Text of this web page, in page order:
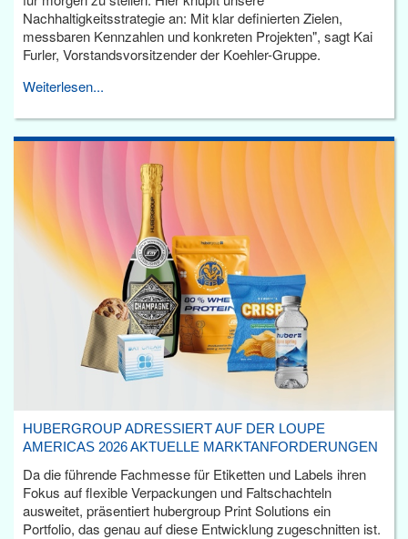
Nachhaltigkeitsstrategie an: Mit klar definierten Zielen,
messbaren Kennzahlen und konkreten Projekten", sagt Kai
Furler, Vorstandsvorsitzender der Koehler-Gruppe.
Weiterlesen...
HUBERGROUP ADRESSIERT AUF DER LOUPE
AMERICAS 2026 AKTUELLE MARKTANFORDERUNGEN
Da die führende Fachmesse für Etiketten und Labels ihren
Fokus auf flexible Verpackungen und Faltschachteln
ausweitet, präsentiert hubergroup Print Solutions ein
Portfolio, das genau auf diese Entwicklung zugeschnitten ist.